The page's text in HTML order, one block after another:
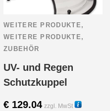
WEITERE PRODUKTE ,
WEITERE PRODUKTE ,
ZUBEHÖR
UV- und Regen
Schutzkuppel
€ 129.04 zzgl. MwSt